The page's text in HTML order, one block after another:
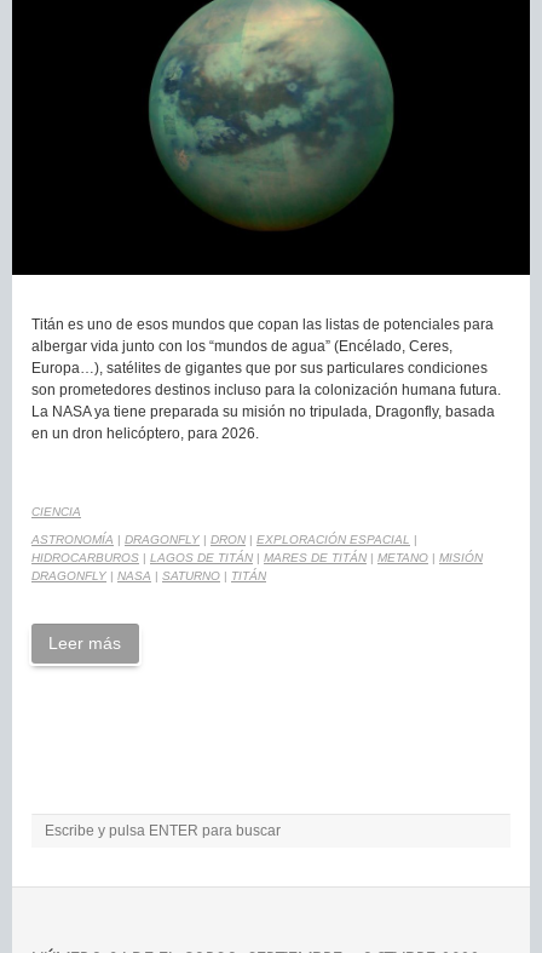
Titán es uno de esos mundos que copan las listas de potenciales para
albergar vida junto con los “mundos de agua” (Encélado, Ceres,
Europa…), satélites de gigantes que por sus particulares condiciones
son prometedores destinos incluso para la colonización humana futura.
La NASA ya tiene preparada su misión no tripulada, Dragonfly, basada
en un dron helicóptero, para 2026.
CIENCIA
ASTRONOMÍA | DRAGONFLY | DRON | EXPLORACIÓN ESPACIAL
|
HIDROCARBUROS | LAGOS DE TITÁN | MARES DE TITÁN | METANO | MISIÓN
DRAGONFLY | NASA | SATURNO | TITÁN
Leer más